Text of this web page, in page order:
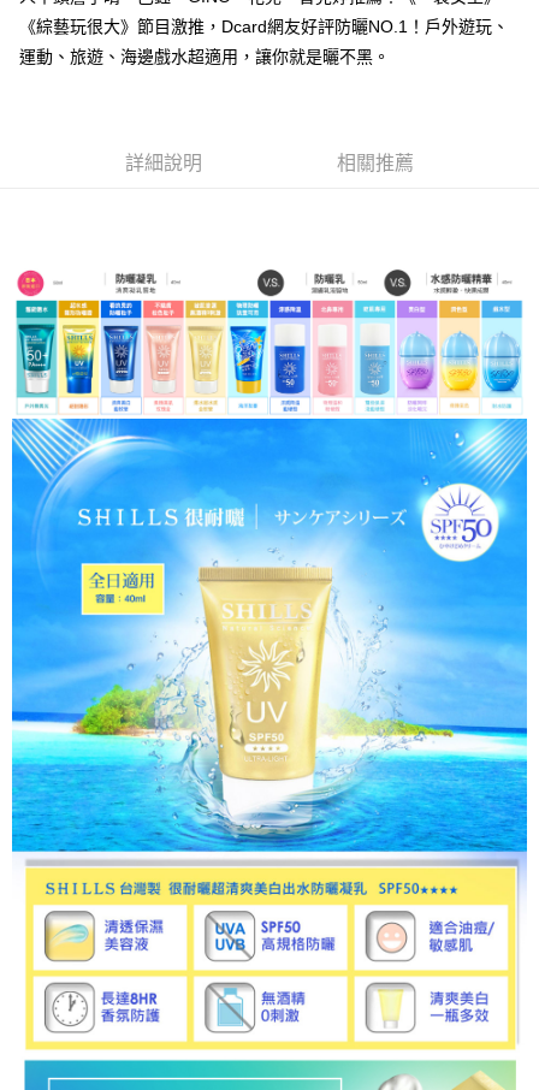
每筆NT$85，滿NT$499(含以上)免運費
《綜藝玩很大》節目激推，Dcard網友好評防曬NO.1！戶外遊玩、
運動、旅遊、海邊戲水超適用，讓你就是曬不黑。
詳細說明 相關推薦